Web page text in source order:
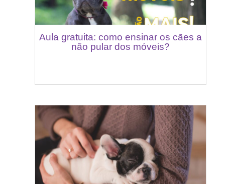
Aula gratuita: como ensinar os cães a
não pular dos móveis?